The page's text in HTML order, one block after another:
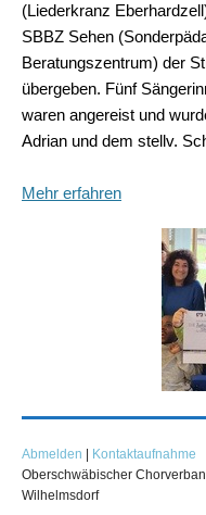
(Liederkranz
SBBZ Sehen
Beratungszentrum) der
übergeben. Fünf
waren angereist und
Adrian und dem stellv.
Mehr erfahren
Abmelden
Kontaktaufnahme
Oberschwäbischer
Wilhelmsdorf